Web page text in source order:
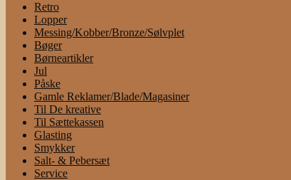
Retro
Lopper
Messing/Kobber/Bronze/Sølvplet
Bøger
Børneartikler
Jul
Påske
Gamle Reklamer/Blade/Magasiner
Til De kreative
Til Sættekassen
Glasting
Smykker
Salt- & Pebersæt
Service